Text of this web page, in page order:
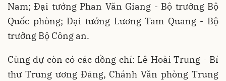
Nam; Đại tướng Phan Văn Giang - Bộ trưởng Bộ
Quốc phòng; Đại tướng Lương Tam Quang - Bộ
trưởng Bộ Công an.
Cùng dự còn có các đồng chí: Lê Hoài Trung - Bí
thư Trung ương Đảng, Chánh Văn phòng Trung